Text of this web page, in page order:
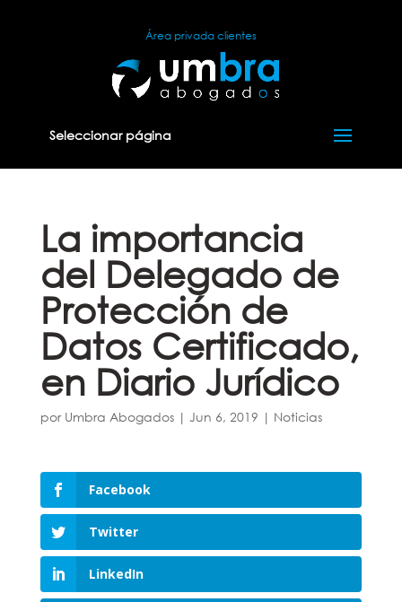
Área privada clientes
Seleccionar página
La importancia
del Delegado de
Protección de
Datos Certificado,
en Diario Jurídico
por Umbra Abogados| Jun 6, 2019 | Noticias
Facebook
Twitter
LinkedIn